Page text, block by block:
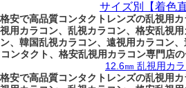
サイズ別【着色直
格安で高品質コンタクトレンズの乱視用
視用カラコン、乱視カラコン、格安乱視
ン、韓国乱視カラコン、遠視用カラコン
コンタクト、格安乱視用カラコン専門店
12.6㎜ 乱視用カ
格安で高品質コンタクトレンズの乱視用